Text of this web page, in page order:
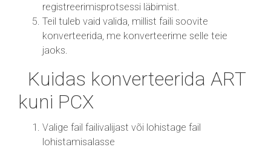
registreerimisprotsessi läbimist.
Teil tuleb vaid valida, millist faili soovite
konverteerida, me konverteerime selle teie
jaoks.
Kuidas konverteerida ART
kuni PCX
Valige fail failivalijast või lohistage fail
lohistamisalasse